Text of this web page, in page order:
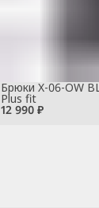
12 990 ₽
Брюки X-06-OW
Plus fit